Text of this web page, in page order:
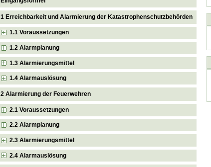
1 Erreichbarkeit und Alarmierung der Katastrophenschutzbehörden
1.1 Voraussetzungen
1.2 Alarmplanung
1.3 Alarmierungsmittel
1.4 Alarmauslösung
2 Alarmierung der Feuerwehren
2.1 Voraussetzungen
2.2 Alarmplanung
2.3 Alarmierungsmittel
2.4 Alarmauslösung